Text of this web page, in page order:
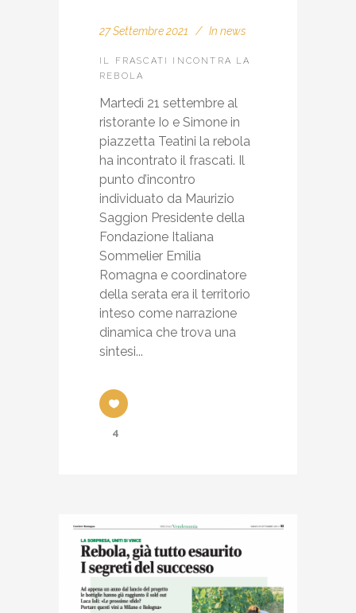
27 Settembre 2021 In news
IL FRASCATI INCONTRA LA
REBOLA
Martedì 21 settembre al
ristorante Io e Simone in
piazzetta Teatini la rebola
ha incontrato il frascati. Il
punto d’incontro
individuato da Maurizio
Saggion Presidente della
Fondazione Italiana
Sommelier Emilia
Romagna e coordinatore
della serata era il territorio
inteso come narrazione
dinamica che trova una
sintesi...
4